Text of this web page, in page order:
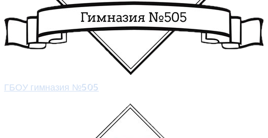
ГБОУ гимназия №505